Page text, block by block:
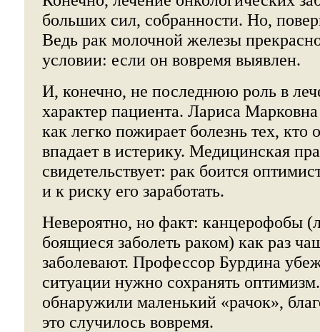
больших сил, собранности. Но,
Ведь рак молочной железы
условии: если он вовремя выявлен.
И, конечно, не последнюю роль в
характер пациента. Лариса
как легко пожирает болезнь тех, кто
впадает в истерику. Медицинская
свидетельствует: рак боится
и к риску его заработать.
Невероятно, но факт: канцерофобы
боящиеся заболеть раком) как раз
заболевают. Профессор Бурдина
ситуации нужно сохранять
обнаружили маленький «рачок»,
это случилось вовремя.